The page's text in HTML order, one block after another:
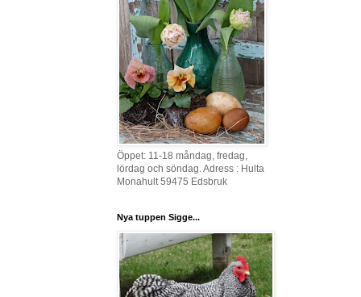
Öppet: 11-18 måndag, fredag,
lördag och söndag. Adress : Hulta
Monahult 59475 Edsbruk
Nya tuppen Sigge...